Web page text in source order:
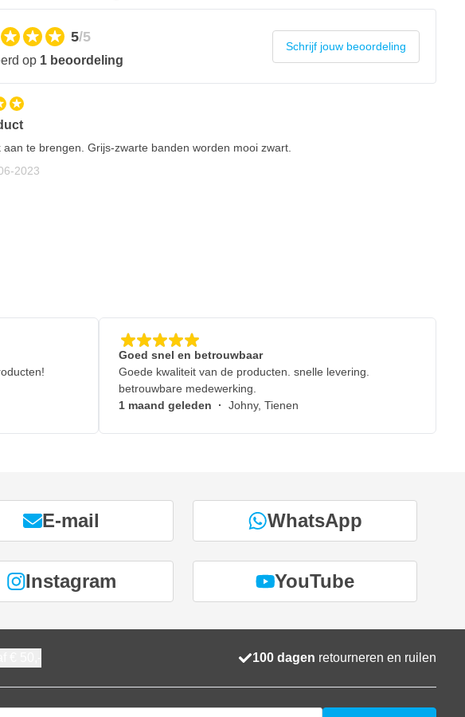
5/5
op 1 beoordeling
Schrijf jouw beoordeling
aan te brengen. Grijs-zwarte banden worden mooi zwart.
2023
2023
Goed snel en betrouwbaar
Goede kwaliteit van de producten. snelle levering.
betrouwbare medewerking.
1 maand geleden · Johny, Tienen
E-mail WhatsApp
Instagram YouTube
100 dagen retourneren en ruilen